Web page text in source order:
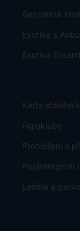
Bezplatná
Exotika s
Exotika
Karta stálého
Figlokluby
Prohlášení o
Pojištění proti
Letiště a